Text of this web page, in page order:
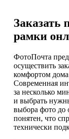
Заказать
рамки
ФотоПочта
осуществить
комфортом
Современная
за несколько
и выбрать
выбора фото до
понятен, что
технически